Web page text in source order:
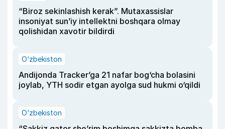
“Biroz sekinlashish kerak”. Mutaxassislar
insoniyat sun’iy intellektni boshqara olmay
qolishidan xavotir bildirdi
O‘zbekiston
Andijonda Tracker’ga 21 nafar bog‘cha bolasini
joylab, YTH sodir etgan ayolga sud hukmi o‘qildi
O‘zbekiston